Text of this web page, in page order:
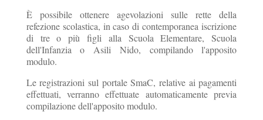
È possibile ottenere agevolazioni sulle rette della
refezione scolastica, in caso di contemporanea iscrizione
di tre o più figli alla Scuola Elementare, Scuola
dell'Infanzia o Asili Nido, compilando l'apposito
modulo.
Le registrazioni sul portale SmaC, relative ai pagamenti
effettuati, verranno effettuate automaticamente previa
compilazione dell'apposito modulo.